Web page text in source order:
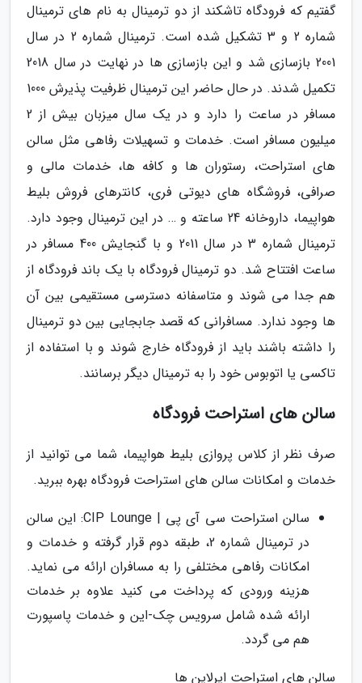
گفتیم که فرودگاه تاشکند از دو ترمینال به نام های ترمینال
شماره 2 و 3 تشکیل شده است. ترمینال شماره 2 در سال
2001 بازسازی شد و این بازسازی ها در نهایت در سال 2018
تکمیل شدند. در حال حاضر این ترمینال ظرفیت پذیرش 1000
مسافر در ساعت را دارد و در یک سال میزبان بیش از 2
میلیون مسافر است. خدمات و تسهیلات رفاهی مثل سالن
های استراحت، رستوران ها و کافه ها، خدمات مالی و
صرافی، فروشگاه های دیوتی فری، کانترهای فروش بلیط
هواپیما، داروخانه 24 ساعته و … در این ترمینال وجود دارد.
ترمینال شماره 3 در سال 2011 و با گنجایش 400 مسافر در
ساعت افتتاح شد. دو ترمینال فرودگاه با یک باند فرودگاه از
هم جدا می شوند و متاسفانه دسترسی مستقیمی بین آن
ها وجود ندارد. مسافرانی که قصد جابجایی بین دو ترمینال
را داشته باشند باید از فرودگاه خارج شوند و با استفاده از
تاکسی یا اتوبوس خود را به ترمینال دیگر برسانند.
سالن های استراحت فرودگاه
صرف نظر از کلاس پروازی بلیط هواپیما، شما می توانید از
خدمات و امکانات سالن های استراحت فرودگاه بهره ببرید.
سالن استراحت سی آی پی | CIP Lounge: این سالن
در ترمینال شماره 2، طبقه دوم قرار گرفته و خدمات و
امکانات رفاهی مختلفی را به مسافران ارائه می نماید.
هزینه ورودی که پرداخت می کنید علاوه بر خدمات
ارائه شده شامل سرویس چک-این و خدمات پاسپورت
هم می گردد.
سالن های استراحت ایرلاین ها